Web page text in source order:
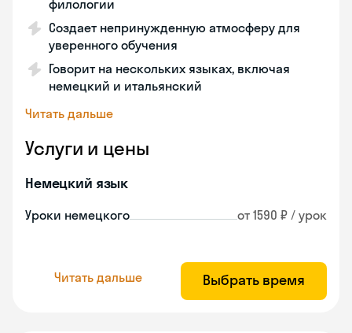
филологии
Создает непринужденную атмосферу для
уверенного обучения
Говорит на нескольких языках, включая
немецкий и итальянский
Читать дальше
Услуги и цены
Немецкий язык
Уроки немецкого от 1590 ₽ / урок
Читать дальше Выбрать время